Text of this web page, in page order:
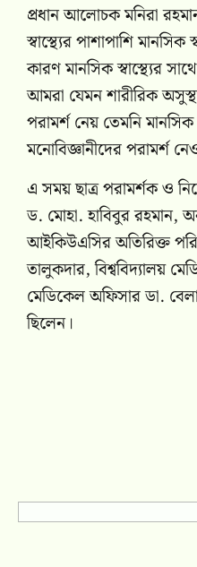
প্রধান আলোচক মনিরা
স্বাস্থ্যের পাশাপাশি মানসিক
কারণ মানসিক স্বাস্থ্যের
আমরা যেমন শারীরিক
পরামর্শ নেয় তেমনি মানসিক
মনোবিজ্ঞানীদের পরামর্শ
এ সময় ছাত্র পরামর্শক ও
ড. মোহা. হাবিবুর রহমান,
আইকিউএসির অতিরিক্ত
তালুকদার, বিশ্ববিদ্যালয়
মেডিকেল অফিসার ডা.
ছিলেন।